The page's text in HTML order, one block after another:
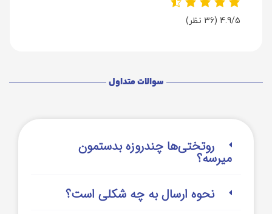
4.9/5 (36 نظر)
سوالات متداول
روتختی‌‌ها چندروزه بدستمون
میرسه؟
نحوه ارسال به چه شکلی است؟